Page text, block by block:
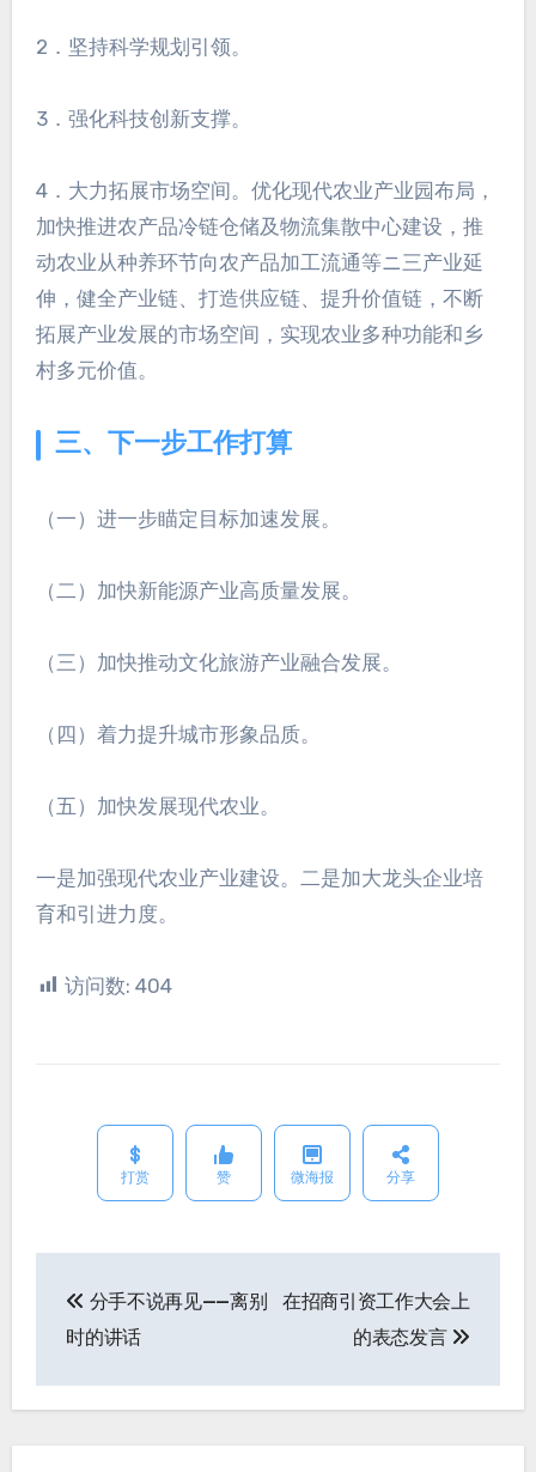
2．坚持科学规划引领。
3．强化科技创新支撑。
4．大力拓展市场空间。优化现代农业产业园布局，
加快推进农产品冷链仓储及物流集散中心建设，推
动农业从种养环节向农产品加工流通等ニ三产业延
伸，健全产业链、打造供应链、提升价值链，不断
拓展产业发展的市场空间，实现农业多种功能和乡
村多元价值。
三、下一步工作打算
（一）进一步瞄定目标加速发展。
（二）加快新能源产业高质量发展。
（三）加快推动文化旅游产业融合发展。
（四）着力提升城市形象品质。
（五）加快发展现代农业。
一是加强现代农业产业建设。二是加大龙头企业培
育和引进力度。
访问数: 404
打赏 赞 微海报 分享
文
章
导
航
分手不说再见——离别
时的讲话
在招商引资工作大会上
的表态发言